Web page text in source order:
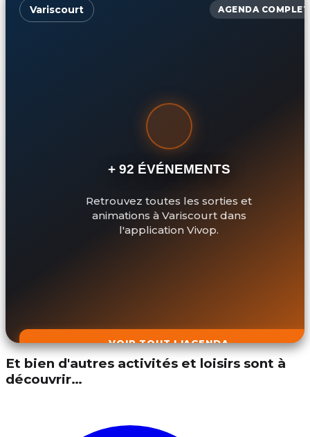
Variscourt AGENDA COMPLET
+ 92 ÉVÉNEMENTS
Retrouvez toutes les sorties et
animations à Variscourt dans
l'application Vivop.
VOIR TOUT L'AGENDA
Et bien d'autres activités et loisirs sont à
découvrir…